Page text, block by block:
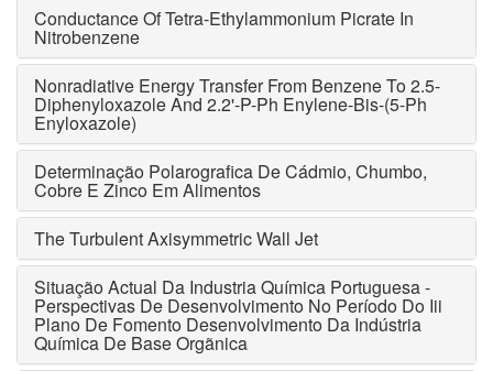
Conductance Of Tetra-Ethylammonium Picrate In
Nitrobenzene
Nonradiative Energy Transfer From Benzene To 2.5-
Diphenyloxazole And 2.2'-P-Ph Enylene-Bis-(5-Ph
Enyloxazole)
Determinação Polarografica De Cádmio, Chumbo,
Cobre E Zinco Em Alimentos
The Turbulent Axisymmetric Wall Jet
Situação Actual Da Industria Química Portuguesa -
Perspectivas De Desenvolvimento No Período Do Iii
Plano De Fomento Desenvolvimento Da Indústria
Química De Base Orgãnica